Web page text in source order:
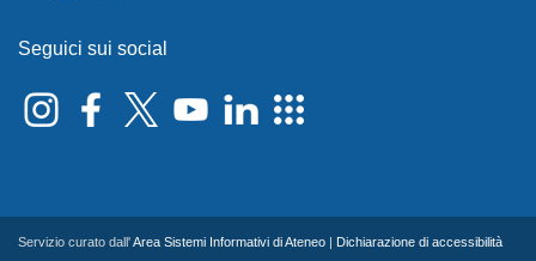
Seguici sui social
Servizio curato dall'Area Sistemi Informativi di Ateneo Dichiarazione di accessibilità